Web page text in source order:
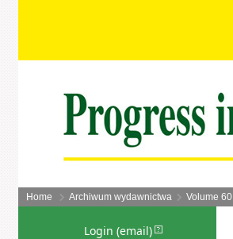
Home Archiwum wydawnictwa Volume
Login (email)